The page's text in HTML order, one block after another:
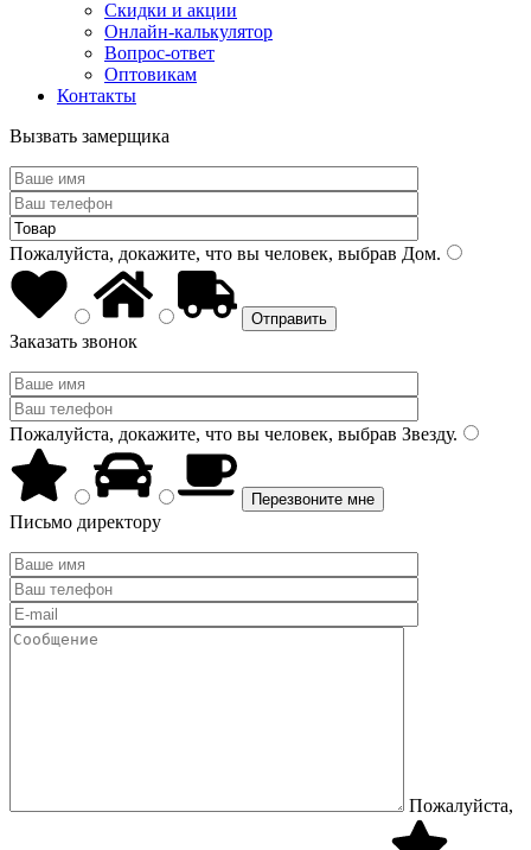
Скидки и акции
Онлайн-калькулятор
Вопрос-ответ
Оптовикам
Контакты
Вызвать замерщика
Пожалуйста, докажите, что вы человек, выбрав Дом.
Заказать звонок
Пожалуйста, докажите, что вы человек, выбрав Звезду.
Письмо директору
Пожалуйста,